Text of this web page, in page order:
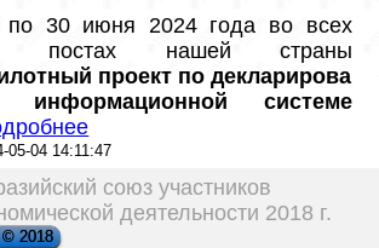
постах нашей страны
проект по
системе
05-04 14:11:47
союз участников
деятельности 2018 г.
© 2018